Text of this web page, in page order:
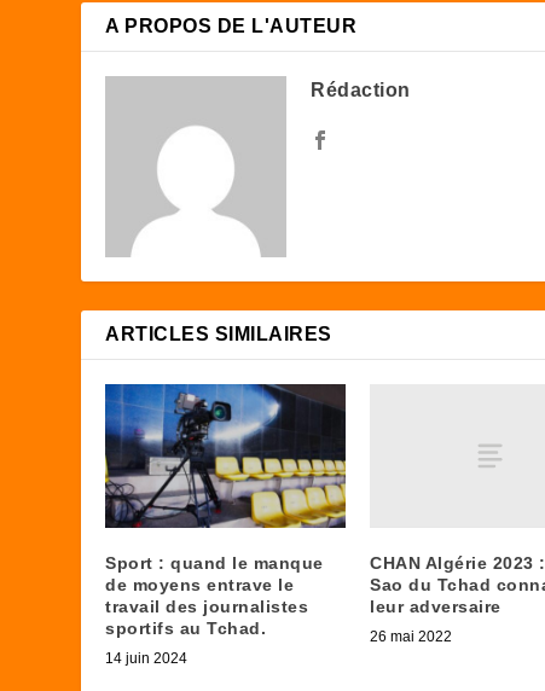
A PROPOS DE L'AUTEUR
Rédaction
ARTICLES SIMILAIRES
Sport : quand le manque
de moyens entrave le
travail des journalistes
sportifs au Tchad.
14 juin 2024
CHAN Algérie 2023
Sao du Tchad
leur adversaire
26 mai 2022